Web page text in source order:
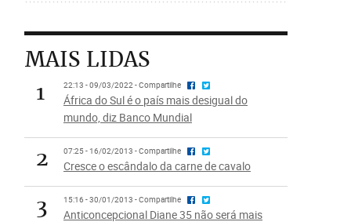
MAIS LIDAS
1
22:13 - 09/03/2022 - Compartilhe
África do Sul é o país mais desigual do
mundo, diz Banco Mundial
2 07:25 - 16/02/2013 - Compartilhe
Cresce o escândalo da carne de cavalo
3 15:16 - 30/01/2013 - Compartilhe
Anticoncepcional Diane 35 não será mais